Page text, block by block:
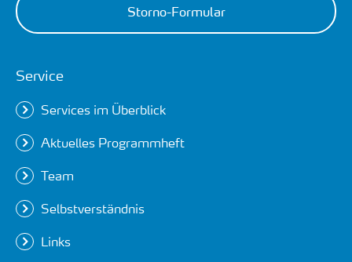
Storno-Formular
Service
Services im Überblick
Aktuelles Programmheft
Team
Selbstverständnis
Links